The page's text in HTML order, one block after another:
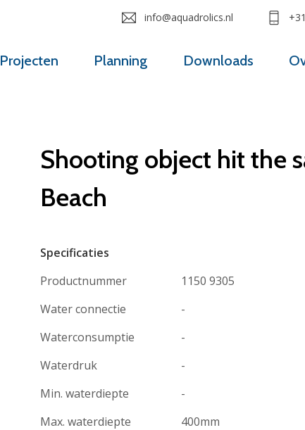
Projecten Planning Downloads
info@aquadrolics.nl
Shooting object hit the
Beach
Specificaties
Productnummer
1150 9305
Water connectie
-
Waterconsumptie
-
Waterdruk
-
Min. waterdiepte
-
Max. waterdiepte
400mm